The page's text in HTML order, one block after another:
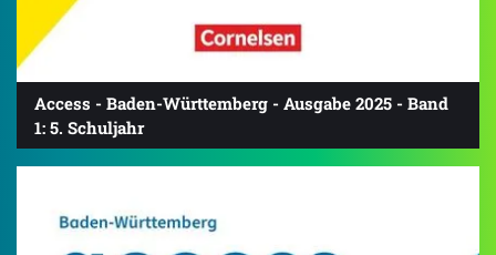
Access - Baden-Württemberg - Ausgabe 2025 - Band
1: 5. Schuljahr